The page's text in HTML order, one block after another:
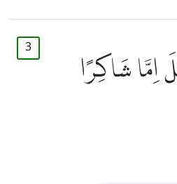
3
اِمَّا شَاكِرًا